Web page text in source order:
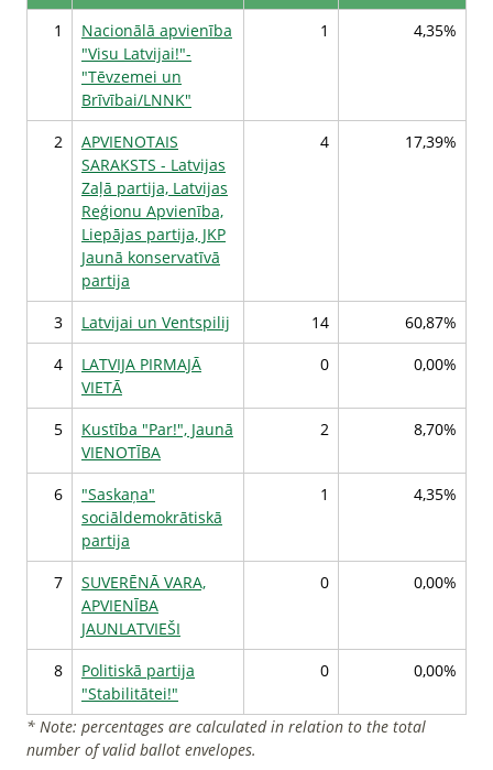
1
Nacionālā apvienība
"Visu Latvijai!"-
"Tēvzemei un
Brīvībai/LNNK"
1 4,35%
2
APVIENOTAIS
SARAKSTS - Latvijas
Zaļā partija, Latvijas
Reģionu Apvienība,
Liepājas partija, JKP
Jaunā konservatīvā
partija
4 17,39%
3 Latvijai un Ventspilij 14
60,87%
4
LATVIJA PIRMAJĀ
VIETĀ
0 0,00%
5
Kustība "Par!", Jaunā
VIENOTĪBA
2 8,70%
6
"Saskaņa"
sociāldemokrātiskā
partija
1 4,35%
7
SUVERĒNĀ VARA,
APVIENĪBA
JAUNLATVIEŠI
0 0,00%
8
Politiskā partija
"Stabilitātei!"
0 0,00%
* Note: percentages are calculated in relation to the total
number of valid ballot envelopes.